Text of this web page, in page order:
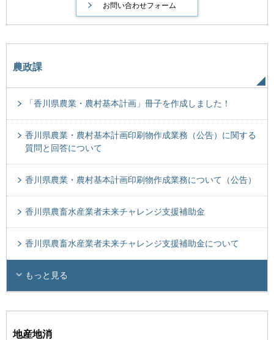
農政課
「香川県農業・農村基本計画」冊子を作成しました！
香川県農業・農村基本計画印刷物作成業務（公告）に関する
質問と回答について
香川県農業・農村基本計画印刷物作成業務について（公告）
香川県農畜水産業者未来チャレンジ支援補助金
香川県農畜水産業者未来チャレンジ支援補助金について
もっと見る
地産地消